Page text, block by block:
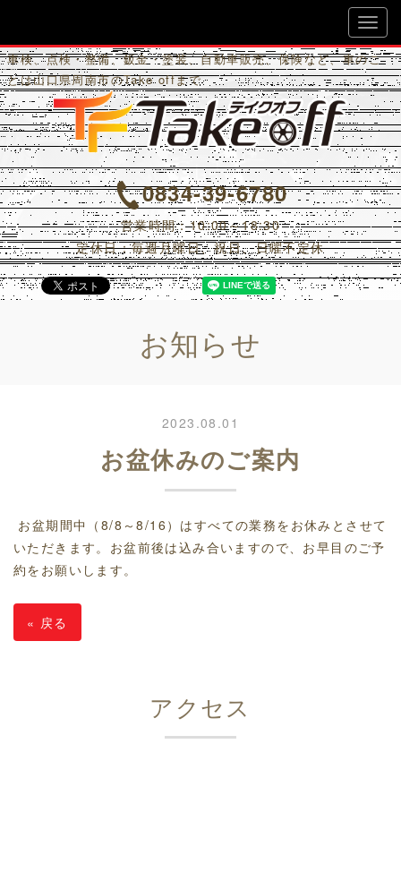
車検、点検・整備、鈑金・塗装、自動車販売、保険など、車のこ
とは山口県周南市のTake offまで
0834-39-6780
営業時間：10:00～18:30
定休日：毎週月曜日、祝日、日曜不定休
お知らせ
2023.08.01
お盆休みのご案内
お盆期間中（8/8～8/16）はすべての業務をお休みとさせて
いただきます。お盆前後は込み合いますので、お早目のご予
約をお願いします。
« 戻る
アクセス